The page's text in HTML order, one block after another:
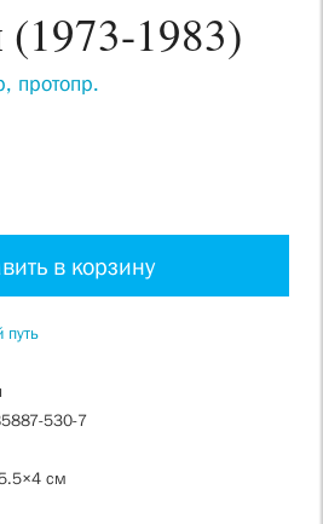
1983)
протопр.
в корзину
путь
530-7
см